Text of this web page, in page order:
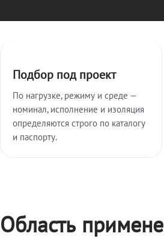
Подбор под проект
По нагрузке, режиму и среде —
номинал, исполнение и изоляция
определяются строго по каталогу
и паспорту.
Область